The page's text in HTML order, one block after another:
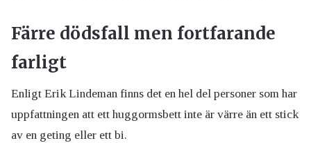
Färre dödsfall men fortfarande
farligt
Enligt Erik Lindeman finns det en hel del personer som har
uppfattningen att ett huggormsbett inte är värre än ett stick
av en geting eller ett bi.